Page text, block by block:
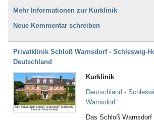
Mehr Informationen zur Kurklinik
Neue Kommentar schreiben
Privatklinik Schloß Warnsdorf - Schleswig-
Deutschland
Bild: Privatklinik Schloß Warnsdorf Schleswig-
Holstein Deutschland
Kurklinik
Deutschland -
Warnsdorf
Das Schloß